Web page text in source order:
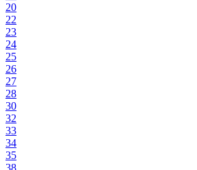
20
22
23
24
25
26
27
28
30
32
33
34
35
38